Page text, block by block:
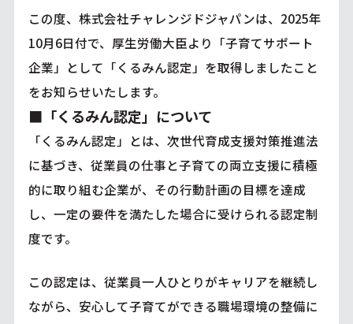
この度、株式会社チャレンジドジャパンは、2025年
10月6日付で、厚生労働大臣より「子育てサポート
企業」として「くるみん認定」を取得しましたこと
をお知らせいたします。
■「くるみん認定」について
「くるみん認定」とは、次世代育成支援対策推進法
に基づき、従業員の仕事と子育ての両立支援に積極
的に取り組む企業が、その行動計画の目標を達成
し、一定の要件を満たした場合に受けられる認定制
度です。
この認定は、従業員一人ひとりがキャリアを継続し
ながら、安心して子育てができる職場環境の整備に